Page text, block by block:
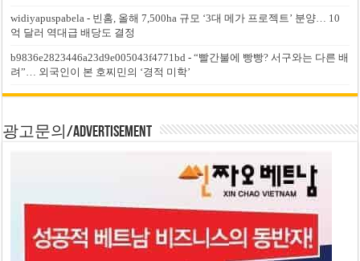
widiyapuspabela - 빈홈, 올해 7,500ha 규모 ‘3대 메가 프로젝트’ 분양… 10
억 달러 역대급 배당도 결정
b9836e2823446a23d9e005043f4771bd -“빨간불에 빵빵? 서구와는 다른 배
려”… 외국인이 본 호찌민의 ‘경적 미학’
광고문의/Advertisement